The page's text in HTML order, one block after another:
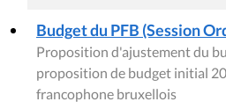
Budget du PFB (Session
Proposition d'ajustement du
proposition de budget initial
francophone bruxellois